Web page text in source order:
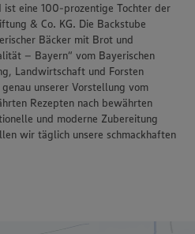
ist eine 100-prozentige Tochter der
& Co. KG. Die Backstube
Bäcker mit Brot und
– Bayern“ vom Bayerischen
Landwirtschaft und Forsten
unserer Vorstellung vom
Rezepten nach bewährten
und moderne Zubereitung
wir täglich unsere schmackhaften